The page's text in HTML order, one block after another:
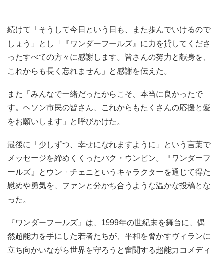
続けて「そうして今日という日も、また歩んでいけるので
しょう」とし「『ワンダーフールズ』に力を貸してくださ
ったすべての方々に感謝します。皆さんの努力と献身を、
これからも長く忘れません」と感謝を伝えた。
また「みんなで一緒だったからこそ、本当に良かったで
す。ヘソン市民の皆さん、これからもたくさんの応援と愛
をお願いします」と呼びかけた。
最後に「少しずつ、幸せになれますように」という言葉で
メッセージを締めくくったパク・ウンビン。『ワンダーフ
ールズ』とウン・チェニというキャラクターを通じて得た
慰めや勇気を、ファンと分かち合うような温かな投稿とな
った。
『ワンダーフールズ』は、1999年の世紀末を舞台に、偶
然超能力を手にした若者たちが、平和を脅かすヴィランに
立ち向かいながら世界を守ろうと奮闘する超能力コメディ